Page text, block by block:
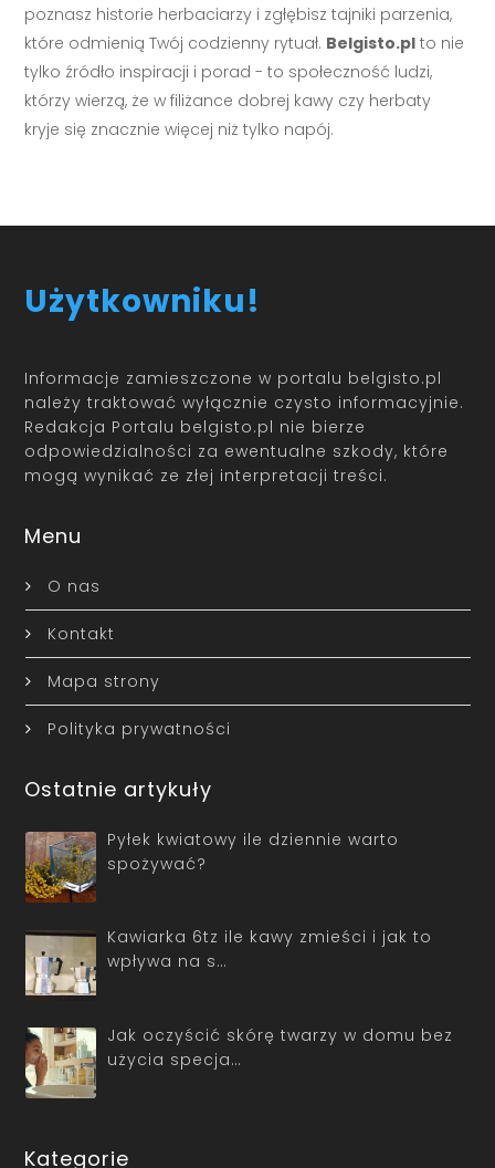
poznasz historie herbaciarzy i zgłębisz tajniki parzenia,
które odmienią Twój codzienny rytuał. Belgisto.pl to nie
tylko źródło inspiracji i porad - to społeczność ludzi,
którzy wierzą, że w filiżance dobrej kawy czy herbaty
kryje się znacznie więcej niż tylko napój.
Użytkowniku!
Informacje zamieszczone w portalu belgisto.pl
należy traktować wyłącznie czysto informacyjnie.
Redakcja Portalu belgisto.pl nie bierze
odpowiedzialności za ewentualne szkody, które
mogą wynikać ze złej interpretacji treści.
Menu
O nas
Kontakt
Mapa strony
Polityka prywatności
Ostatnie artykuły
Pyłek kwiatowy ile dziennie warto
spożywać?
Kawiarka 6tz ile kawy zmieści i jak to
wpływa na s…
Jak oczyścić skórę twarzy w domu bez
użycia specja…
Kategorie